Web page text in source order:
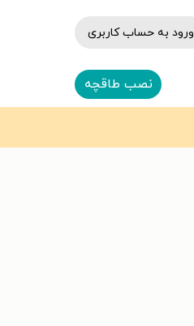
ورود به حساب کاربری
نصب طاقچه